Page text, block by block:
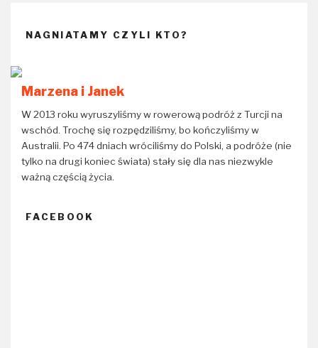
NAGNIATAMY CZYLI KTO?
Marzena i Janek
W 2013 roku wyruszyliśmy w rowerową podróż z Turcji na
wschód. Trochę się rozpędziliśmy, bo kończyliśmy w
Australii. Po 474 dniach wróciliśmy do Polski, a podróże (nie
tylko na drugi koniec świata) stały się dla nas niezwykle
ważną częścią życia.
FACEBOOK